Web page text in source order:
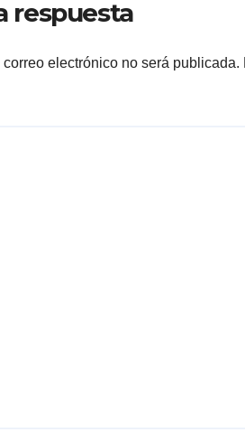
respuesta
electrónico no será publicada.